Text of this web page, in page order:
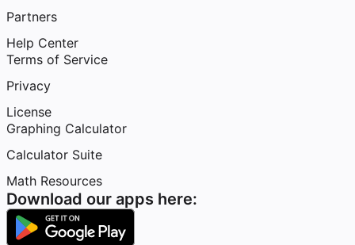
Partners
Help Center
Terms of Service
Privacy
License
Graphing Calculator
Calculator Suite
Math Resources
Download our apps here: